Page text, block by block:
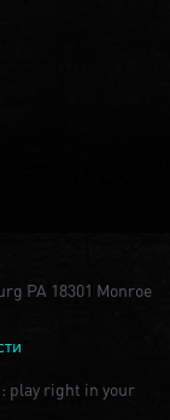
PA 18301 Monroe
play right in your